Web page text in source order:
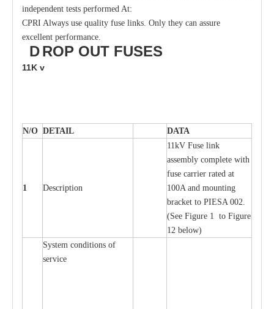
independent tests performed At:
CPRI Always use quality fuse links. Only they can assure
excellent performance.
DROP OUT FUSES
11K v
N/O DETAIL DATA
1 Description
11kV Fuse link
assembly complete with
fuse carrier rated at
100A and mounting
bracket to PIESA 002.
(See Figure 1 to Figure
12 below)
System conditions of
service